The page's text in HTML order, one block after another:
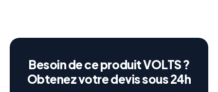
Besoin de ce produit VOLTS ?
Obtenez votre devis sous 24h